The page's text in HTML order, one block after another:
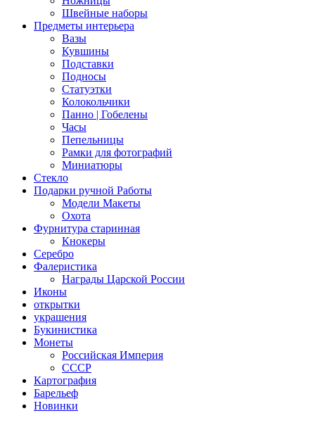
Швейные наборы
Предметы интерьера
Вазы
Кувшины
Подставки
Подносы
Статуэтки
Колокольчики
Панно | Гобелены
Часы
Пепельницы
Рамки для фотографий
Миниатюры
Стекло
Подарки ручной Работы
Модели Макеты
Охота
Фурнитура старинная
Кнокеры
Серебро
Фалеристика
Награды Царской России
Иконы
открытки
украшения
Букинистика
Монеты
Российская Империя
СССР
Картография
Барельеф
Новинки